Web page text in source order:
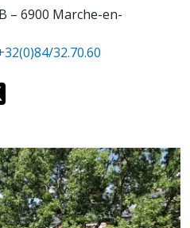
– 6900 Marche-en-
32.70.60